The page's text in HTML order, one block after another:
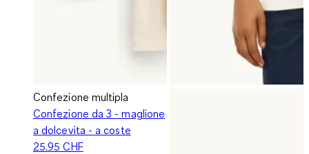
Confezione multipla
Confezione da 3 - maglione
a dolcevita - a coste
25.95 CHF